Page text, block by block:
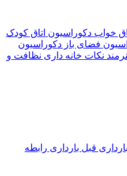
خواب دکوراسیون اتاق کودک
فضای باز دکوراسیون
نکات خانه داری نظافت و
قبل بارداری رابطه